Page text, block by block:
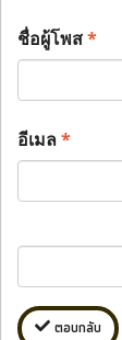
ชื่อผู้โพส*
อีเมล*
ตอบกลับ